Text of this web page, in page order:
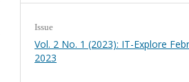
Issue
Vol. 2 No. 1 (2023): IT-Explore
2023